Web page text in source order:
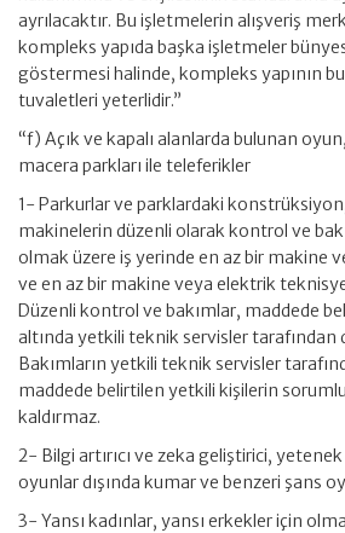
ayrılacaktır. Bu işletmelerin alışveriş
kompleks yapıda başka işletmeler
göstermesi halinde, kompleks yapının
tuvaletleri yeterlidir.”
“f) Açık ve kapalı alanlarda bulunan
macera parkları ile teleferikler
1- Parkurlar ve parklardaki
makinelerin düzenli olarak kontrol ve
olmak üzere iş yerinde en az bir makine
ve en az bir makine veya elektrik
Düzenli kontrol ve bakımlar, maddede
altında yetkili teknik servisler tarafından
Bakımların yetkili teknik servisler
maddede belirtilen yetkili kişilerin
kaldırmaz.
2- Bilgi artırıcı ve zeka geliştirici,
oyunlar dışında kumar ve benzeri şans
3- Yansı kadınlar, yansı erkekler için